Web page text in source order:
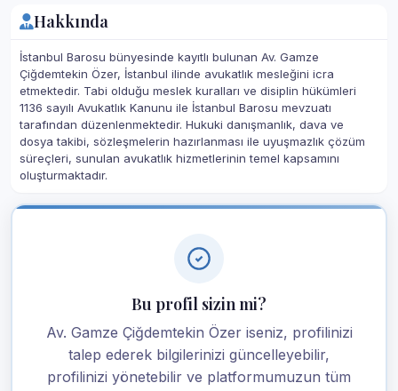
Hakkında
İstanbul Barosu bünyesinde kayıtlı bulunan Av. Gamze
Çiğdemtekin Özer, İstanbul ilinde avukatlık mesleğini icra
etmektedir. Tabi olduğu meslek kuralları ve disiplin hükümleri
1136 sayılı Avukatlık Kanunu ile İstanbul Barosu mevzuatı
tarafından düzenlenmektedir. Hukuki danışmanlık, dava ve
dosya takibi, sözleşmelerin hazırlanması ile uyuşmazlık çözüm
süreçleri, sunulan avukatlık hizmetlerinin temel kapsamını
oluşturmaktadır.
Bu profil sizin mi?
Av. Gamze Çiğdemtekin Özer iseniz, profilinizi
talep ederek bilgilerinizi güncelleyebilir,
profilinizi yönetebilir ve platformumuzun tüm